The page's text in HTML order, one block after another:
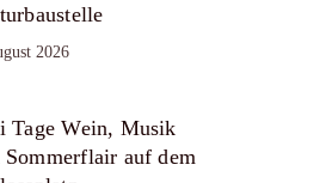
2026
Tage Wein, Musik
Sommerflair auf dem